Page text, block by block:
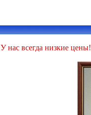
У нас всегда низкие цены!